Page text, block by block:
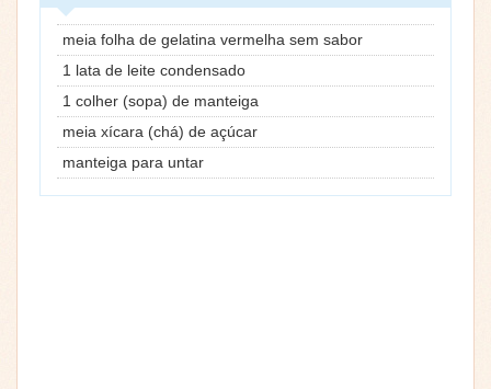
meia folha de gelatina vermelha sem sabor
1 lata de leite condensado
1 colher (sopa) de manteiga
meia xícara (chá) de açúcar
manteiga para untar